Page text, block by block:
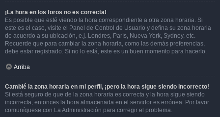
¡La hora en los foros no es correcta!
Es posible que esté viendo la hora correspondiente a otra zona horaria. Si
este es el caso, visite el Panel de Control de Usuario y defina su zona horaria
de acuerdo a su ubicación, e.j. Londres, París, Nueva York, Sydney, etc.
Recuerde que para cambiar la zona horaria, como las demás preferencias,
debe estar registrado. Si no lo está, este es un buen momento para hacerlo.
Arriba
Cambié la zona horaria en mi perfil, ¡pero la hora sigue siendo incorrecto!
Si está seguro de que de la zona horaria es correcta y la hora sigue siendo
incorrecta, entonces la hora almacenada en el servidor es errónea. Por favor
comuníquese con La Administración para corregir el problema.